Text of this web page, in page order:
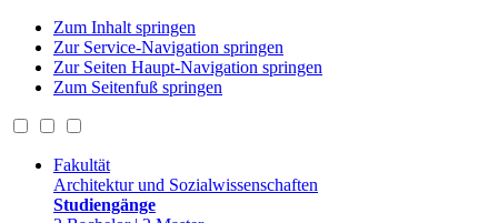
Zum Inhalt springen
Zur Service-Navigation springen
Zur Seiten Haupt-Navigation springen
Zum Seitenfuß springen
Fakultät
Architektur und Sozialwissenschaften
Studiengänge